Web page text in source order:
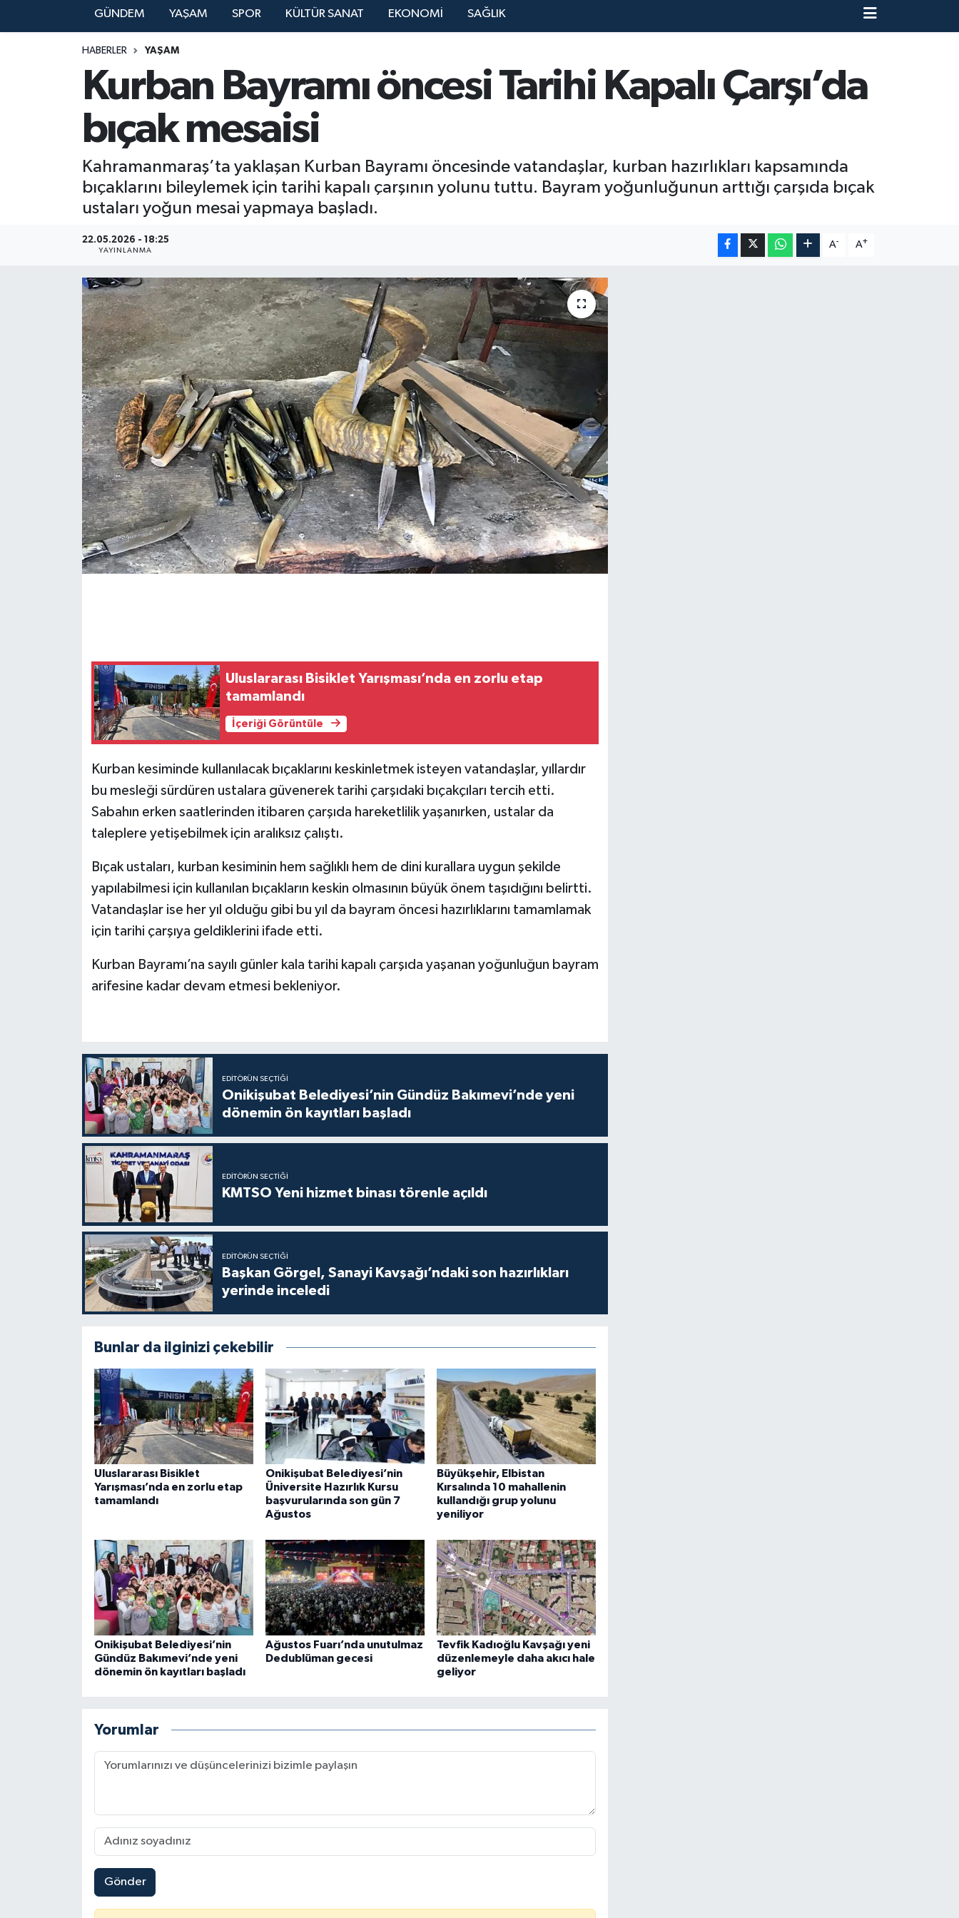
GÜNDEM YAŞAM SPOR KÜLTÜR SANAT EKONOMİ SAĞLIK
HABERLER YAŞAM
Kurban Bayramı öncesi Tarihi Kapalı Çarşı’da
bıçak mesaisi
Kahramanmaraş’ta yaklaşan Kurban Bayramı öncesinde vatandaşlar, kurban hazırlıkları kapsamında
bıçaklarını bileylemek için tarihi kapalı çarşının yolunu tuttu. Bayram yoğunluğunun arttığı çarşıda bıçak
ustaları yoğun mesai yapmaya başladı.
22.05.2026 - 18:25
YAYINLANMA
A- A+
Uluslararası Bisiklet Yarışması’nda en zorlu etap
tamamlandı
İçeriği Görüntüle
Kurban kesiminde kullanılacak bıçaklarını keskinletmek isteyen vatandaşlar, yıllardır
bu mesleği sürdüren ustalara güvenerek tarihi çarşıdaki bıçakçıları tercih etti.
Sabahın erken saatlerinden itibaren çarşıda hareketlilik yaşanırken, ustalar da
taleplere yetişebilmek için aralıksız çalıştı.
Bıçak ustaları, kurban kesiminin hem sağlıklı hem de dini kurallara uygun şekilde
yapılabilmesi için kullanılan bıçakların keskin olmasının büyük önem taşıdığını belirtti.
Vatandaşlar ise her yıl olduğu gibi bu yıl da bayram öncesi hazırlıklarını tamamlamak
için tarihi çarşıya geldiklerini ifade etti.
Kurban Bayramı’na sayılı günler kala tarihi kapalı çarşıda yaşanan yoğunluğun bayram
arifesine kadar devam etmesi bekleniyor.
EDITÖRÜN SEÇTIĞI
Onikişubat Belediyesi’nin Gündüz Bakımevi’nde yeni
dönemin ön kayıtları başladı
EDITÖRÜN SEÇTIĞI
KMTSO Yeni hizmet binası törenle açıldı
EDITÖRÜN SEÇTIĞI
Başkan Görgel, Sanayi Kavşağı’ndaki son hazırlıkları
yerinde inceledi
Bunlar da ilginizi çekebilir
Uluslararası Bisiklet
Yarışması’nda en zorlu etap
tamamlandı
Onikişubat Belediyesi’nin
Üniversite Hazırlık Kursu
başvurularında son gün 7
Ağustos
Büyükşehir, Elbistan
Kırsalında 10 mahallenin
kullandığı grup yolunu
yeniliyor
Onikişubat Belediyesi’nin
Gündüz Bakımevi’nde yeni
dönemin ön kayıtları başladı
Ağustos Fuarı’nda unutulmaz
Dedublüman gecesi
Tevfik Kadıoğlu Kavşağı yeni
düzenlemeyle daha akıcı hale
geliyor
Yorumlar
Gönder